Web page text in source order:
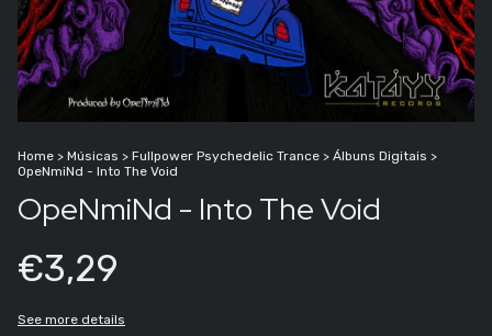
Home > Músicas > Fullpower Psychedelic Trance > Álbuns Digitais >
OpeNmiNd - Into The Void
OpeNmiNd - Into The Void
€3,29
See more details